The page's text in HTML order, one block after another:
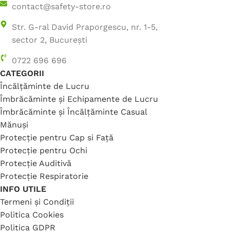
contact@safety-store.ro
Str. G-ral David Praporgescu, nr. 1-5,
sector 2, București
0722 696 696
CATEGORII
Încălțăminte de Lucru
Îmbrăcăminte și Echipamente de Lucru
Îmbrăcăminte și Încălțăminte Casual
Mănuși
Protecție pentru Cap si Față
Protecție pentru Ochi
Protecție Auditivă
Protecție Respiratorie
INFO UTILE
Termeni și Condiții
Politica Cookies
Politica GDPR